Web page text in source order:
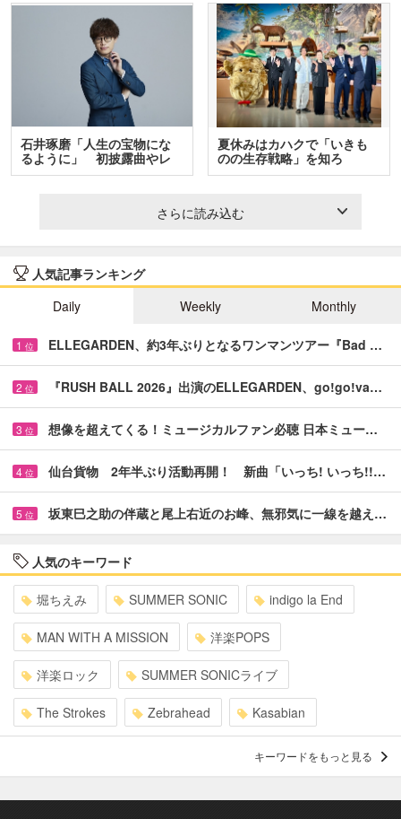
石井琢磨「人生の宝物にな
るように」 初披露曲やレ
ア…
夏休みはカハクで「いきも
のの生存戦略」を知ろ
う！ …
さらに読み込む
人気記事ランキング
Daily
Weekly Monthly
1 位 ELLEGARDEN、約3年ぶりとなるワンマンツアー『Bad …
2 位 『RUSH BALL 2026』出演のELLEGARDEN、go!go!va…
3 位 想像を超えてくる！ミュージカルファン必聴 日本ミュー…
4 位 仙台貨物 2年半ぶり活動再開！ 新曲「いっち! いっち!!…
5 位 坂東巳之助の伴蔵と尾上右近のお峰、無邪気に一線を越え…
人気のキーワード
堀ちえみ SUMMER SONIC indigo la End
MAN WITH A MISSION 洋楽POPS
洋楽ロック SUMMER SONICライブ
The Strokes Zebrahead Kasabian
キーワードをもっと見る